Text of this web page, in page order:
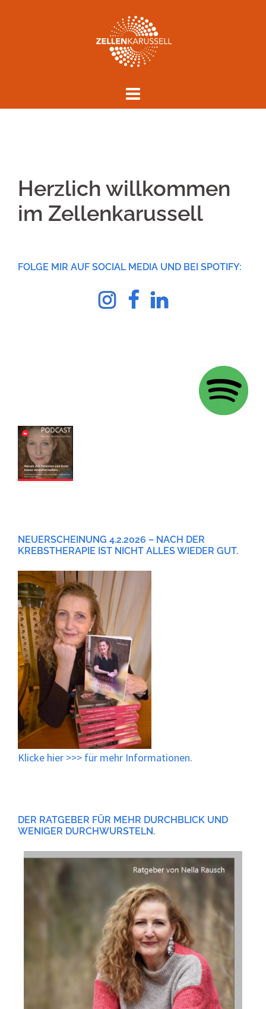
Herzlich willkommen
im Zellenkarussell
FOLGE MIR AUF SOCIAL MEDIA UND BEI SPOTIFY:
Instagram
facebookLinkedin
NEUERSCHEINUNG 4.2.2026 – NACH DER
KREBSTHERAPIE IST NICHT ALLES WIEDER GUT.
Klicke hier >>> für mehr Informationen.
DER RATGEBER FÜR MEHR DURCHBLICK UND
WENIGER DURCHWURSTELN.